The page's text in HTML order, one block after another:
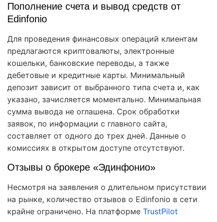
Пополнение счета и вывод средств от
Edinfonio
Для проведения финансовых операций клиентам
предлагаются криптовалюты, электронные
кошельки, банковские переводы, а также
дебетовые и кредитные карты. Минимальный
депозит зависит от выбранного типа счета и, как
указано, зачисляется моментально. Минимальная
сумма вывода не оглашена. Срок обработки
заявок, по информации с главного сайта,
составляет от одного до трех дней. Данные о
комиссиях в открытом доступе отсутствуют.
Отзывы о брокере «Эдинфонио»
Несмотря на заявления о длительном присутствии
на рынке, количество отзывов о Edinfonio в сети
крайне ограничено. На платформе TrustPilot